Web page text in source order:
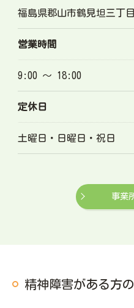
福島県郡山市鶴見坦三丁
営業時間
9:00 ～ 18:00
定休日
土曜日・日曜日・祝日
事業
精神障害がある方